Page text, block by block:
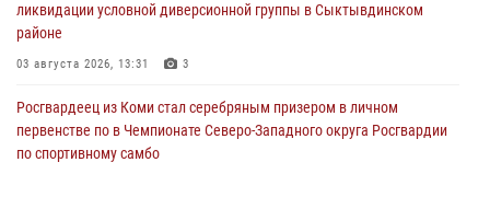
ликвидации условной диверсионной группы в Сыктывдинском
районе
03 августа 2026, 13:31 3
Росгвардеец из Коми стал серебряным призером в личном
первенстве по в Чемпионате Северо-Западного округа Росгвардии
по спортивному самбо